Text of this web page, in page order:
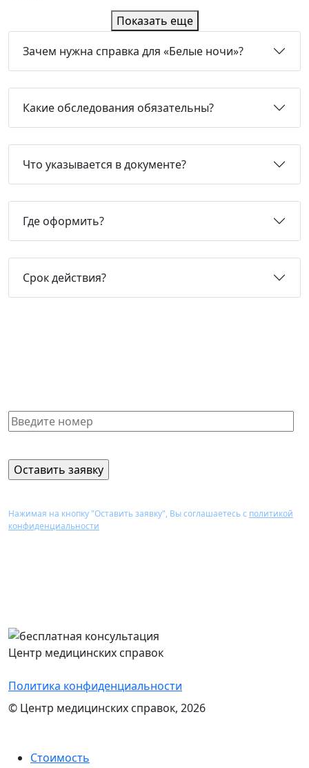
Показать еще
Зачем нужна справка для «Белые ночи»?
Какие обследования обязательны?
Что указывается в документе?
Где оформить?
Срок действия?
Нажимая на кнопку "Оставить заявку", Вы соглашаетесь с политикой
конфиденциальности
Центр медицинских справок
Политика конфиденциальности
© Центр медицинских справок, 2026
Стоимость